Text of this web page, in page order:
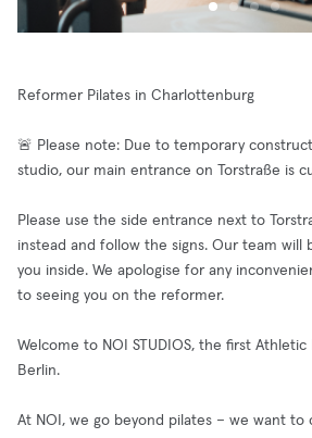
Reformer Pilates in Charlottenburg
🚨 Please note: Due to temporary
studio, our main entrance on Torstraße is
Please use the side entrance next to
instead and follow the signs. Our team will
you inside. We apologise for any
to seeing you on the reformer.
Welcome to NOI STUDIOS, the first
Berlin.
At NOI, we go beyond pilates – we want to